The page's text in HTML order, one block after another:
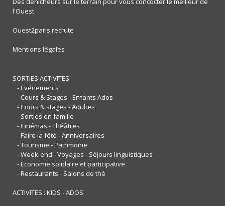
l'Ouest.
Ouest2paris recrute
Mentions légales
SORTIES ACTIVITES
- Evénements
- Cours & Stages - Enfants Ados
- Cours & stages - Adultes
- Sorties en famille
- Cinémas - Théâtres
- Faire la fête - Anniversaires
- Tourisme - Patrimoine
- Week-end - Voyages - Séjours linguistiques
- Economie solidaire et participative
- Restaurants - Salons de thé
ACTIVITES : KIDS - ADOS